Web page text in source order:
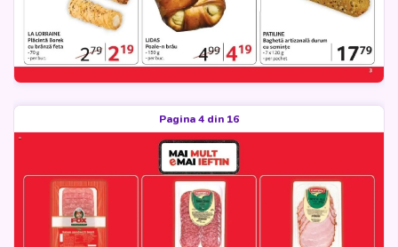
Pagina 4 din 16